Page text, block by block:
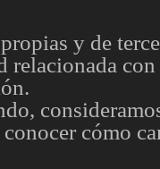
y de
cómo